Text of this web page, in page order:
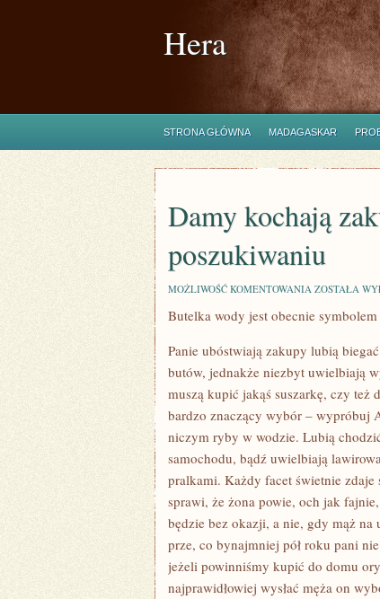
Hera
STRONA GŁÓWNA MADAGASKAR
Damy kochają
poszukiwaniu
MOŻLIWOŚĆ KOMENTOWANIA DAMY
ZAKUPY
LUBIĄ
PO
SKLEPACH
ZOSTAŁA
Butelka wody jest obecnie
Panie ubóstwiają zakupy lubią
butów, jednakże niezbyt uwielbiają
muszą kupić jakąś suszarkę, czy też
bardzo znaczący wybór – wypróbuj
niczym ryby w wodzie. Lubią
samochodu, bądź uwielbiają
pralkami. Każdy facet świetnie
sprawi, że żona powie, och jak
będzie bez okazji, a nie, gdy mąż
prze, co bynajmniej pół roku pani
jeżeli powinniśmy kupić do domu
najprawidłowiej wysłać męża on